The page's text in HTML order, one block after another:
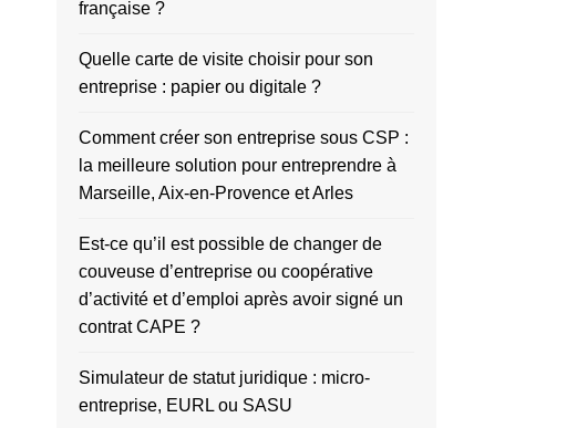
française ?
Quelle carte de visite choisir pour son
entreprise : papier ou digitale ?
Comment créer son entreprise sous CSP :
la meilleure solution pour entreprendre à
Marseille, Aix-en-Provence et Arles
Est-ce qu’il est possible de changer de
couveuse d’entreprise ou coopérative
d’activité et d’emploi après avoir signé un
contrat CAPE ?
Simulateur de statut juridique : micro-
entreprise, EURL ou SASU